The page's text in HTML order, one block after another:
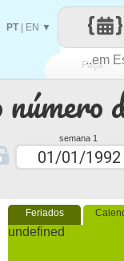
semana 1
Feriados
undefined
Faça
..em
PT| EN ▼